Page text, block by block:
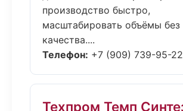
производство быстро,
масштабировать объёмы без
качества....
Телефон: +7 (909) 739-95-22
Техпром Темп